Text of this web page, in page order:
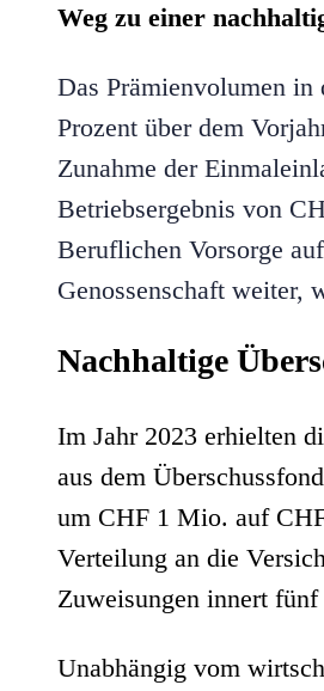
Weg zu einer
Das Prämienvolumen
Prozent über dem
Zunahme der
Betriebsergebnis von
Beruflichen Vorsorge
Genossenschaft weiter,
Nachhaltige
Im Jahr 2023 erhielten
aus dem
um CHF 1 Mio. auf
Verteilung an die
Zuweisungen innert
Unabhängig vom